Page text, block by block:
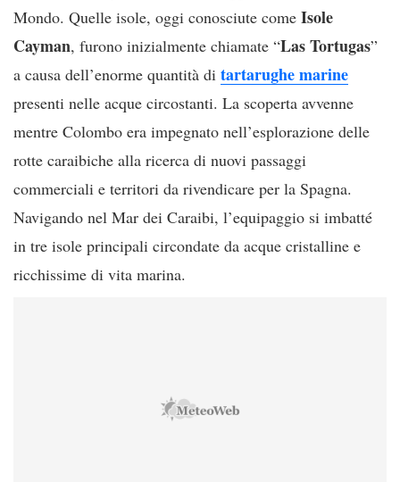
Mondo. Quelle isole, oggi conosciute come Isole
Cayman, furono inizialmente chiamate “Las Tortugas”
a causa dell’enorme quantità di tartarughe marine
presenti nelle acque circostanti. La scoperta avvenne
mentre Colombo era impegnato nell’esplorazione delle
rotte caraibiche alla ricerca di nuovi passaggi
commerciali e territori da rivendicare per la Spagna.
Navigando nel Mar dei Caraibi, l’equipaggio si imbatté
in tre isole principali circondate da acque cristalline e
ricchissime di vita marina.